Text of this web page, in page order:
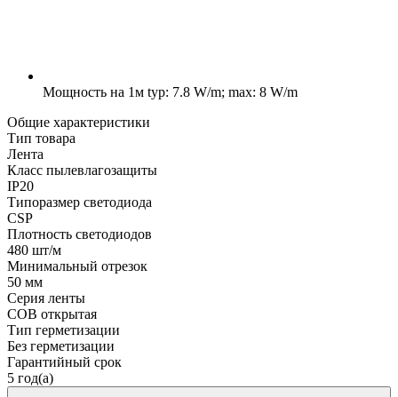
Мощность на 1м typ: 7.8 W/m; max: 8 W/m
Общие характеристики
Тип товара
Лента
Класс пылевлагозащиты
IP20
Типоразмер светодиода
CSP
Плотность светодиодов
480 шт/м
Минимальный отрезок
50 мм
Серия ленты
COB открытая
Тип герметизации
Без герметизации
Гарантийный срок
5 год(а)